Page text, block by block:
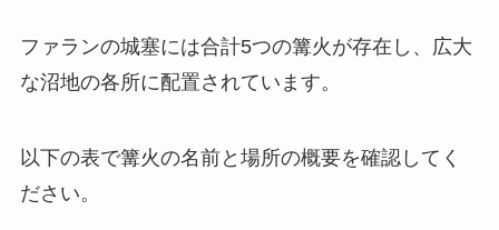
ファランの城塞には合計5つの篝火が存在し、広大
な沼地の各所に配置されています。
以下の表で篝火の名前と場所の概要を確認してく
ださい。